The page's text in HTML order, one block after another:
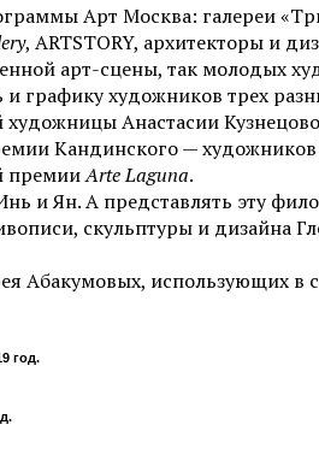
Арт Москва: галереи
, ARTSTORY, архитекторы и
арт-сцены, так молодых
графику художников трех
Анастасии
Кандинского —
премииArte Laguna.
и Ян. А представлять эту
скульптуры и дизайна
Абакумовых, использующих в
год.